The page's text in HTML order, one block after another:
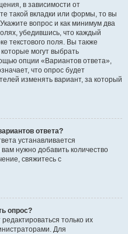
в зависимости от
такой вкладки или формы, то вы
вопрос и как минимум два
убедившись, что каждый
текстового поля. Вы также
могут выбрать
опции «Вариантов ответа»,
что опрос будет
изменять вариант, за который
ответа?
устанавливается
нужно добавить количество
свяжитесь с
опрос?
только их
Для